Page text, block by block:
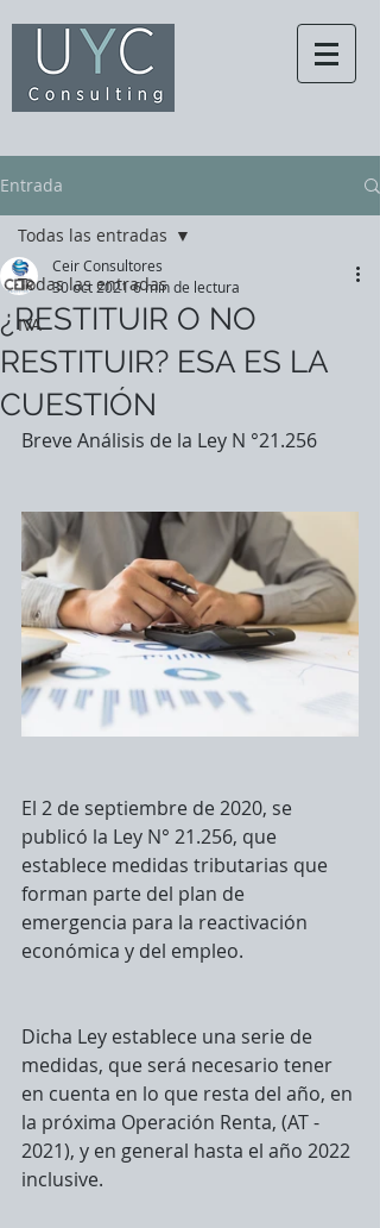
Entrada
Todas las entradas
IVA
Todas las entradas
¿RESTITUIR O NO
RESTITUIR? ESA ES LA
CUESTIÓN
Ceir Consultores
30 oct 20216 min de lectura
Breve Análisis de la Ley N °21.256
El 2 de septiembre de 2020, se
publicó la Ley N° 21.256, que
establece medidas tributarias que
forman parte del plan de
emergencia para la reactivación
económica y del empleo.
Dicha Ley establece una serie de
medidas, que será necesario tener
en cuenta en lo que resta del año, en
la próxima Operación Renta, (AT -
2021), y en general hasta el año 2022
inclusive.